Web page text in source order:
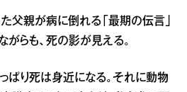
父親が病に倒れる「最期の伝言」
がらも、死の影が見える。
ぱり死は身近になる。それに動物